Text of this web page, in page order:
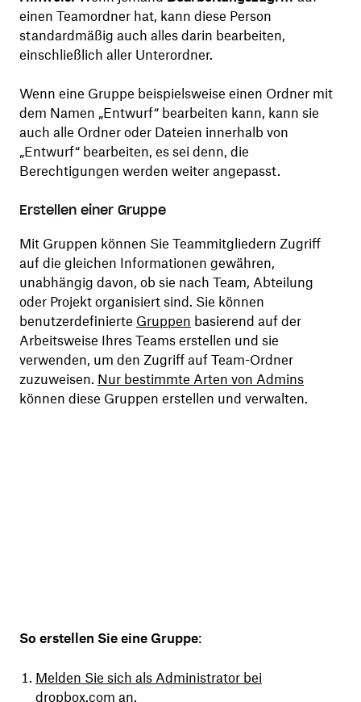
einen Teamordner hat, kann diese Person
standardmäßig auch alles darin bearbeiten,
einschließlich aller Unterordner.
Wenn eine Gruppe beispielsweise einen Ordner mit
dem Namen „Entwurf“ bearbeiten kann, kann sie
auch alle Ordner oder Dateien innerhalb von
„Entwurf“ bearbeiten, es sei denn, die
Berechtigungen werden weiter angepasst.
Erstellen einer Gruppe
Mit Gruppen können Sie Teammitgliedern Zugriff
auf die gleichen Informationen gewähren,
unabhängig davon, ob sie nach Team, Abteilung
oder Projekt organisiert sind. Sie können
benutzerdefinierte Gruppen basierend auf der
Arbeitsweise Ihres Teams erstellen und sie
verwenden, um den Zugriff auf Team-Ordner
zuzuweisen. Nur bestimmte Arten von Admins
können diese Gruppen erstellen und verwalten.
So erstellen Sie eine Gruppe:
Melden Sie sich als Administrator bei
dropbox.com an.